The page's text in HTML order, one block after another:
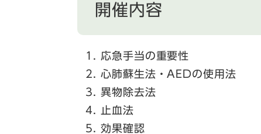
開催内容
応急手当の重要性
心肺蘇生法・AEDの使用法
異物除去法
止血法
効果確認